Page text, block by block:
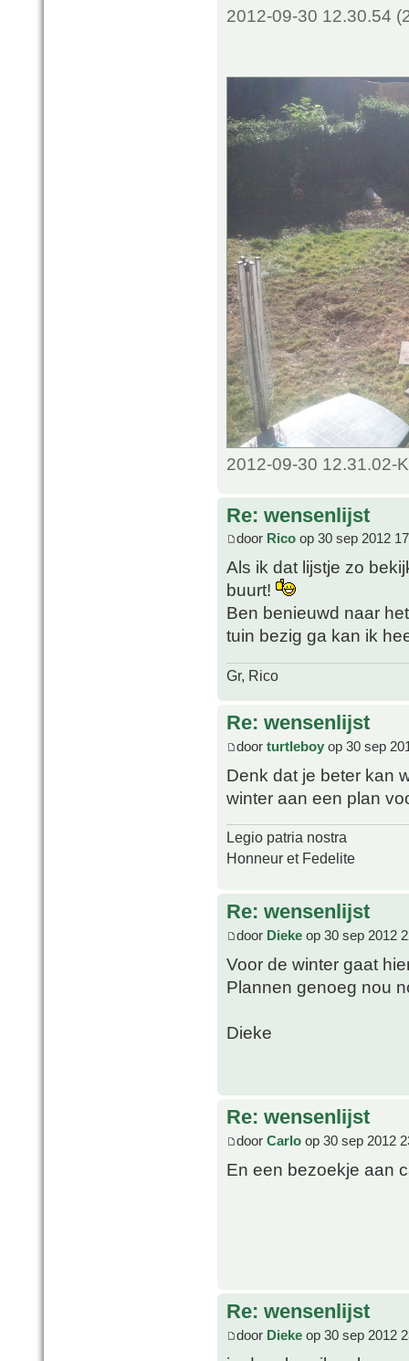
2012-09-30 12.30.54
2012-09-30 12.31.02-
Re: wensenlijst
door Rico op 30 sep 2012
Als ik dat lijstje zo
buurt!
Ben benieuwd naar
tuin bezig ga kan ik
Gr, Rico
Re: wensenlijst
door turtleboy op 30 sep
Denk dat je beter kan
winter aan een plan
Legio patria nostra
Honneur et Fedelite
Re: wensenlijst
door Dieke op 30 sep 2012
Voor de winter gaat
Plannen genoeg nou
Dieke
Re: wensenlijst
door Carlo op 30 sep 2012
En een bezoekje aan
Re: wensenlijst
door Dieke op 30 sep 2012